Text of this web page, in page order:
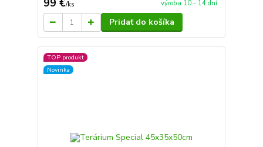
99 €/ks výroba 10 - 14 dní
Pridať do košíka
TOP produkt
Novinka